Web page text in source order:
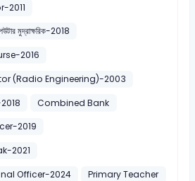
2011
মুদ্রাক্ষরিক-2018
2016
(Radio Engineering)-2003
Combined Bank
2019
2021
Officer-2024
Primary Teacher